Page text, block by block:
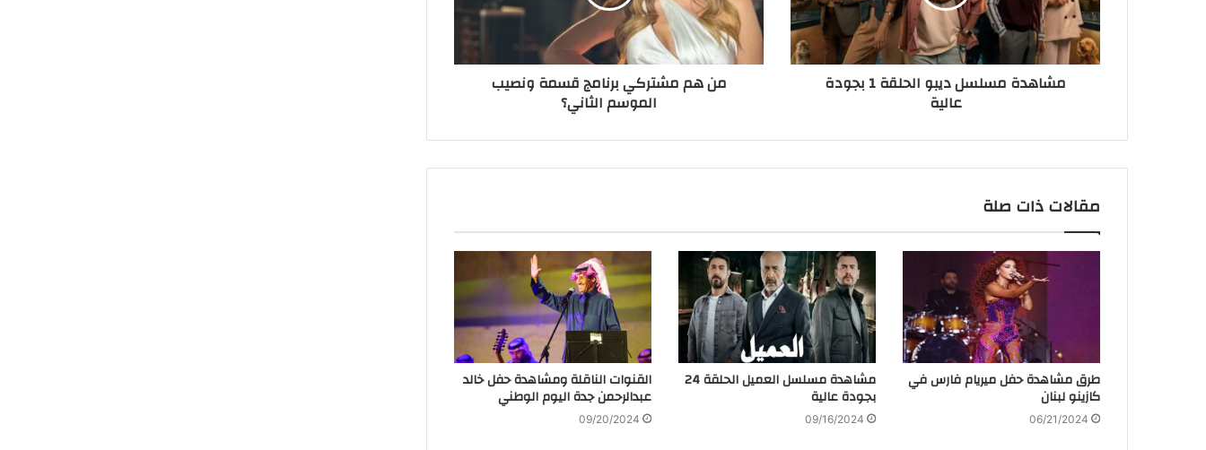
مشاهدة مسلسل ديبو الحلقة 1 بجودة
عالية
من هم مشتركي برنامج قسمة ونصيب
الموسم الثاني؟
مقالات ذات صلة
طرق مشاهدة حفل ميريام فارس في
كازينو لبنان
06/21/2024
مشاهدة مسلسل العميل الحلقة 24
بجودة عالية
09/16/2024
القنوات الناقلة ومشاهدة حفل خالد
عبدالرحمن جدة اليوم الوطني
09/20/2024